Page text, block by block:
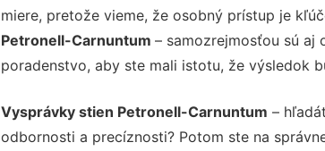
miere, pretože vieme, že osobný prístup je
Petronell-Carnuntum – samozrejmosťou sú aj
poradenstvo, aby ste mali istotu, že výsledok
Vysprávky stien Petronell-Carnuntum –
odbornosti a precíznosti? Potom ste na